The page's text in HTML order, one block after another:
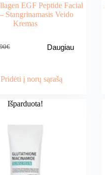
EGF Peptide Facial
Stangrinamasis Veido
Kremas
€ Daugiau
Pridėti į norų sąrašą
Išparduota!